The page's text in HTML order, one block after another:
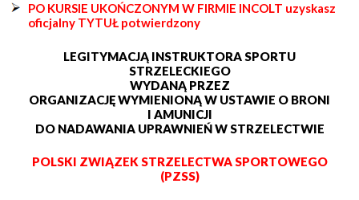
PO KURSIE UKOŃCZONYM W FIRMIE INCOLT uzyskasz
oficjalny TYTUŁ potwierdzony
LEGITYMACJĄ INSTRUKTORA SPORTU
STRZELECKIEGO
WYDANĄ PRZEZ
ORGANIZACJĘ WYMIENIONĄ W USTAWIE O BRONI
I AMUNICJI
DO NADAWANIA UPRAWNIEŃ W STRZELECTWIE
POLSKI ZWIĄZEK STRZELECTWA SPORTOWEGO
(PZSS)